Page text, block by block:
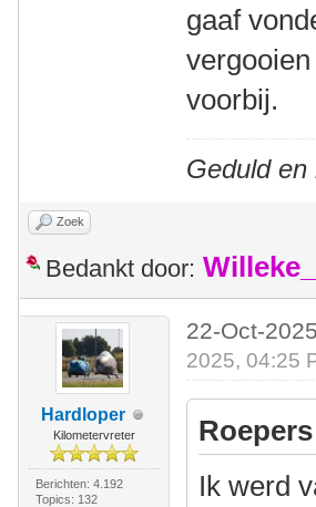
gaaf
voorbij.
Geduld
Zoek
Bedankt door:
Hardloper
Kilometervreter
Berichten: 4.192
Topics: 132
22-Oct-
2025, 04:25
Ik werd